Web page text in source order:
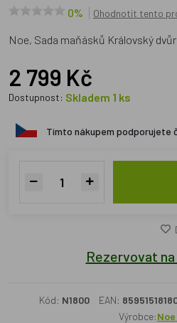
0% Ohodnotit tento
Noe, Sada maňásků Královský
2 799 Kč
Dostupnost: Skladem 1 ks
Tímto nákupem podporujete
Rezervovat
Kód: N1800 EAN:
Výrobce: